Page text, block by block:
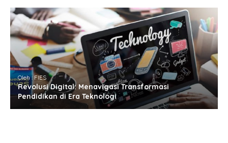
Oleh : FIES
Revolusi Digital: Menavigasi Transformasi
Pendidikan di Era Teknologi